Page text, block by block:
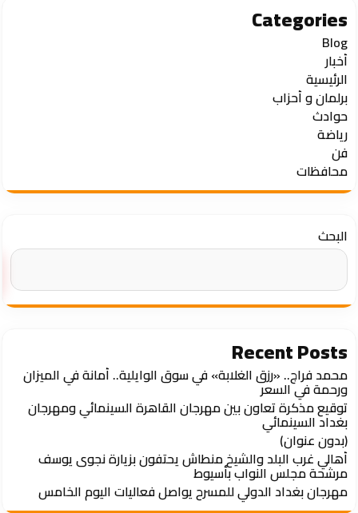
Categories
Blog
أخبار
الرئيسية
برلمان و أحزاب
حوادث
رياضة
فن
محافظات
البحث
Recent Posts
محمد فراج.. «رزق الغلابة» في سوق الوايلية.. أمانة في الميزان
ورحمة في السعر
توقيع مذكرة تعاون بين مهرجان القاهرة السينمائي ومهرجان
بغداد السينمائي
(بدون عنوان)
أهالي غرب البلد والشيخ منطاش يحتفون بزيارة نجوى يوسف
مرشحة مجلس النواب بأسيوط
مهرجان بغداد الدولي للمسرح يواصل فعاليات اليوم الخامس